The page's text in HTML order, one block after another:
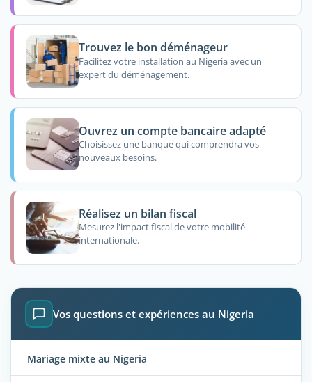
Trouvez le bon déménageur
Facilitez votre installation au Nigeria avec un
expert du déménagement.
Ouvrez un compte bancaire adapté
Choisissez une banque qui comprendra vos
nouveaux besoins.
Réalisez un bilan fiscal
Mesurez l'impact fiscal de votre mobilité
internationale.
Vos questions et expériences au Nigeria
Mariage mixte au Nigeria